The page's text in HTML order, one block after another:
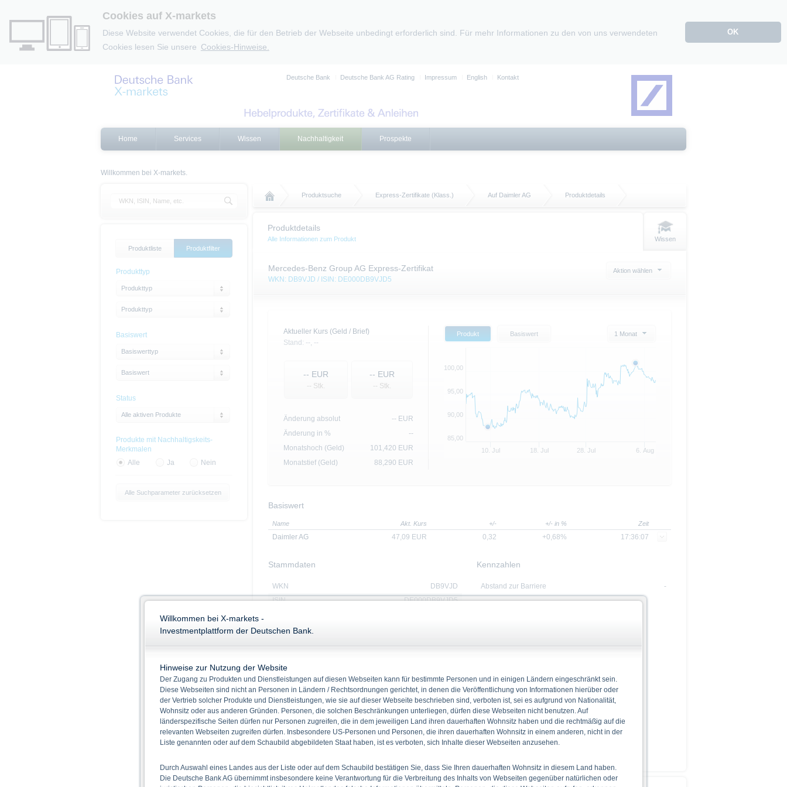
Cookies auf X-markets
Diese Website verwendet Cookies, die für den Betrieb der Webseite unbedingt erforderlich sind. Für mehr Informationen zu den von uns verwendeten
Cookies lesen Sie unsere Cookies-Hinweise.
OK
Deutsche Bank Deutsche Bank AG Rating Impressum English Kontakt
Home Services Wissen Nachhaltigkeit Prospekte
Willkommen bei X-markets.
Produktsuche Express-Zertifikate (Klass.) Auf Daimler AG Produktdetails
Produktdetails
Alle Informationen zum Produkt Wissen
Mercedes-Benz Group AG Express-Zertifikat
WKN: DB9VJD / ISIN: DE000DB9VJD5
Aktion wählen
Aktueller Kurs (Geld / Brief)
Stand: --, --
-- EUR
-- Stk.
-- EUR
-- Stk.
Änderung absolut -- EUR
Änderung in %
--
Monatshoch (Geld)
101,420 EUR
Monatstief (Geld)
88,290 EUR
Produkt Basiswert 1 Monat
10. Jul 28. Jul 6. Aug
18. Jul
85,00
90,00
95,00
100,00
Basiswert
Name Akt. Kurs +/- +/- in % Zeit
Daimler AG 47,09 EUR 0,32 +0,68% 17:36:07
Stammdaten
WKN
DB9VJD
ISIN
DE000DB9VJD5
Bezugsverhältnis
Rückzahlung
Emissionstag
Laufzeit
11.09.2028
Basisreferenzstand
66,910 EUR
Abgesicherter
Kennzahlen
Abstand zur Barriere -
Produktliste Produktfilter
Produkttyp
Produkttyp
Produkttyp
Basiswert
Basiswerttyp
Basiswert
Status
Alle aktiven Produkte
Produkte mit Nachhaltigskeits-
Merkmalen
Alle
Ja Nein
Alle Suchparameter zurücksetzen
Willkommen bei X-markets -
Investmentplattform der Deutschen Bank.
Hinweise zur Nutzung der Website
Der Zugang zu Produkten und Dienstleistungen auf diesen Webseiten kann für bestimmte Personen und in einigen Ländern eingeschränkt sein.
Diese Webseiten sind nicht an Personen in Ländern / Rechtsordnungen gerichtet, in denen die Veröffentlichung von Informationen hierüber oder
der Vertrieb solcher Produkte und Dienstleistungen, wie sie auf dieser Webseite beschrieben sind, verboten ist, sei es aufgrund von Nationalität,
Wohnsitz oder aus anderen Gründen. Personen, die solchen Beschränkungen unterliegen, dürfen diese Webseiten nicht benutzen. Auf
länderspezifische Seiten dürfen nur Personen zugreifen, die in dem jeweiligen Land ihren dauerhaften Wohnsitz haben und die rechtmäßig auf die
relevanten Webseiten zugreifen dürfen. Insbesondere US-Personen und Personen, die ihren dauerhaften Wohnsitz in einem anderen, nicht in der
Liste genannten oder auf dem Schaubild abgebildeten Staat haben, ist es verboten, sich Inhalte dieser Webseiten anzusehen.
Durch Auswahl eines Landes aus der Liste oder auf dem Schaubild bestätigen Sie, dass Sie Ihren dauerhaften Wohnsitz in diesem Land haben.
Die Deutsche Bank AG übernimmt insbesondere keine Verantwortung für die Verbreitung des Inhalts von Webseiten gegenüber natürlichen oder